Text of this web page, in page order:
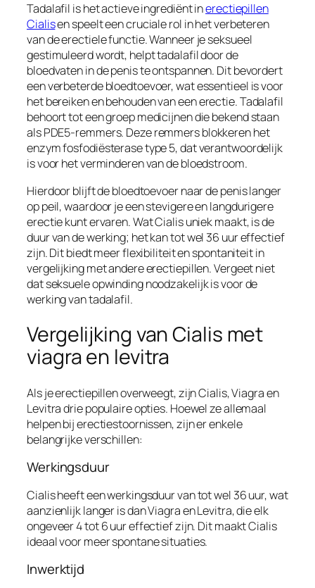
Tadalafil is het actieve ingrediënt inerectiepillen
Cialisen speelt een cruciale rol in het verbeteren
van de erectiele functie. Wanneer je seksueel
gestimuleerd wordt, helpt tadalafil door de
bloedvaten in de penis te ontspannen. Dit bevordert
een verbeterde bloedtoevoer, wat essentieel is voor
het bereiken en behouden van een erectie. Tadalafil
behoort tot een groep medicijnen die bekend staan
als PDE5-remmers. Deze remmers blokkeren het
enzym fosfodiësterase type 5, dat verantwoordelijk
is voor het verminderen van de bloedstroom.
Hierdoor blijft de bloedtoevoer naar de penis langer
op peil, waardoor je een stevigere en langdurigere
erectie kunt ervaren. Wat Cialis uniek maakt, is de
duur van de werking; het kan tot wel 36 uur effectief
zijn. Dit biedt meer flexibiliteit en spontaniteit in
vergelijking met andere erectiepillen. Vergeet niet
dat seksuele opwinding noodzakelijk is voor de
werking van tadalafil.
Vergelijking van Cialis met
viagra en levitra
Als je erectiepillen overweegt, zijn Cialis, Viagra en
Levitra drie populaire opties. Hoewel ze allemaal
helpen bij erectiestoornissen, zijn er enkele
belangrijke verschillen:
Werkingsduur
Cialis heeft een werkingsduur van tot wel 36 uur, wat
aanzienlijk langer is dan Viagra en Levitra, die elk
ongeveer 4 tot 6 uur effectief zijn. Dit maakt Cialis
ideaal voor meer spontane situaties.
Inwerktijd